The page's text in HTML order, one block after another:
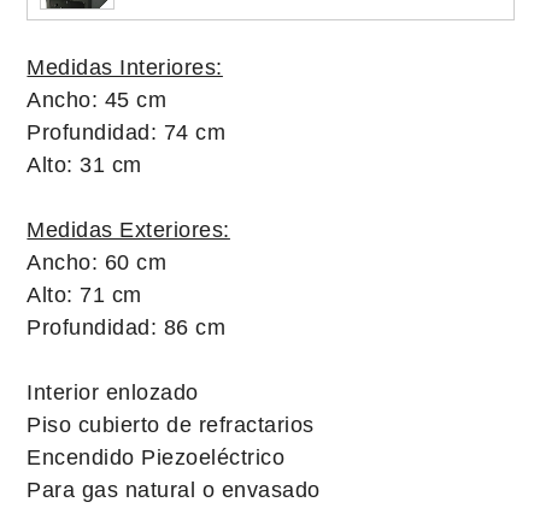
Medidas Interiores:
Ancho: 45 cm
Profundidad: 74 cm
Alto: 31 cm
Medidas Exteriores:
Ancho: 60 cm
Alto: 71 cm
Profundidad: 86 cm
Interior enlozado
Piso cubierto de refractarios
Encendido Piezoeléctrico
Para gas natural o envasado